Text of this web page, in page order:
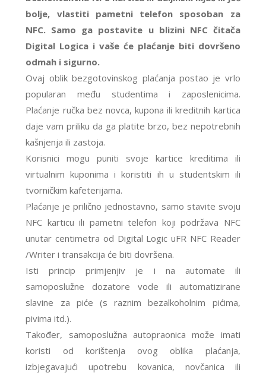
bolje, vlastiti pametni telefon sposoban za
NFC. Samo ga postavite u blizini NFC čitača
Digital Logica i vaše će plaćanje biti dovršeno
odmah i sigurno.
Ovaj oblik bezgotovinskog plaćanja postao je vrlo
popularan među studentima i zaposlenicima.
Plaćanje ručka bez novca, kupona ili kreditnih kartica
daje vam priliku da ga platite brzo, bez nepotrebnih
kašnjenja ili zastoja.
Korisnici mogu puniti svoje kartice kreditima ili
virtualnim kuponima i koristiti ih u studentskim ili
tvorničkim kafeterijama.
Plaćanje je prilično jednostavno, samo stavite svoju
NFC karticu ili pametni telefon koji podržava NFC
unutar centimetra od Digital Logic uFR NFC Reader
/Writer i transakcija će biti dovršena.
Isti princip primjenjiv je i na automate ili
samoposlužne dozatore vode ili automatizirane
slavine za piće (s raznim bezalkoholnim pićima,
pivima itd.).
Također, samoposlužna autopraonica može imati
koristi od korištenja ovog oblika plaćanja,
izbjegavajući upotrebu kovanica, novčanica ili